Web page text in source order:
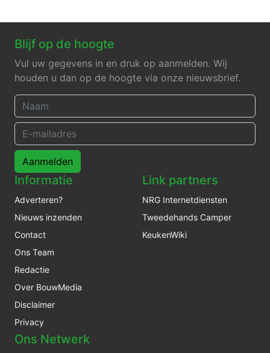
Blijf op de hoogte
Vul uw gegevens in en druk op aanmelden. Wij
houden u dan op de hoogte via onze nieuwsbrief.
Aanmelden
Informatie
Adverteren?
Nieuws inzenden
Contact
Ons Team
Redactie
Over BouwMedia
Disclaimer
Privacy
Link partners
NRG Internetdiensten
Tweedehands Camper
KeukenWiki
Ons Netwerk